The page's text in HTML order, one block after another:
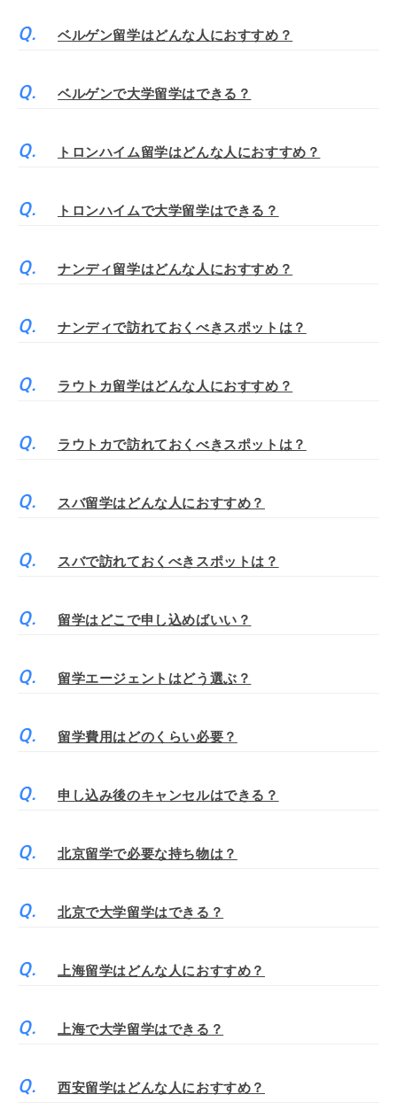
ベルゲン留学はどんな人におすすめ？
ベルゲンで大学留学はできる？
トロンハイム留学はどんな人におすすめ？
トロンハイムで大学留学はできる？
ナンディ留学はどんな人におすすめ？
ナンディで訪れておくべきスポットは？
ラウトカ留学はどんな人におすすめ？
ラウトカで訪れておくべきスポットは？
スバ留学はどんな人におすすめ？
スバで訪れておくべきスポットは？
留学はどこで申し込めばいい？
留学エージェントはどう選ぶ？
留学費用はどのくらい必要？
申し込み後のキャンセルはできる？
北京留学で必要な持ち物は？
北京で大学留学はできる？
上海留学はどんな人におすすめ？
上海で大学留学はできる？
西安留学はどんな人におすすめ？